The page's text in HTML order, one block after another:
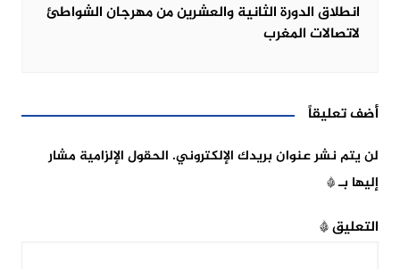
انطلاق الدورة الثانية والعشرين من مهرجان الشواطئ
لاتصالات المغرب
أضف تعليقاً
لن يتم نشر عنوان بريدك الإلكتروني. الحقول الإلزامية مشار
إليها بـ*
التعليق*